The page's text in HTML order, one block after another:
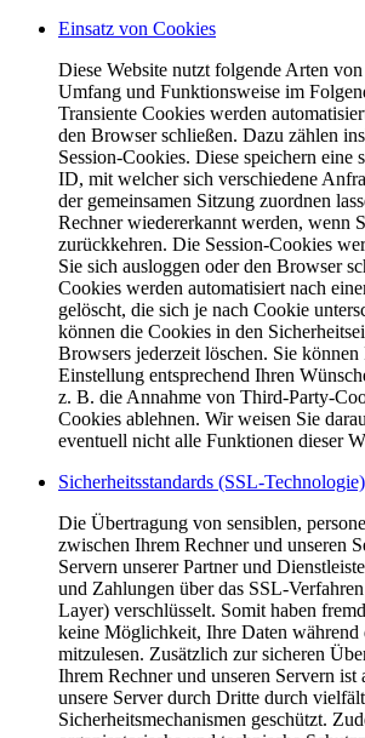
Einsatz von Cookies
Diese Website nutzt folgende Arten
Umfang und Funktionsweise im
Transiente Cookies werden
den Browser schließen. Dazu zählen
Session-Cookies. Diese speichern eine
ID, mit welcher sich verschiedene
der gemeinsamen Sitzung zuordnen
Rechner wiedererkannt werden, wenn
zurückkehren. Die Session-Cookies
Sie sich ausloggen oder den Browser
Cookies werden automatisiert nach
gelöscht, die sich je nach Cookie
können die Cookies in den
Browsers jederzeit löschen. Sie
Einstellung entsprechend Ihren
z. B. die Annahme von Third-Party-
Cookies ablehnen. Wir weisen Sie
eventuell nicht alle Funktionen dieser
Sicherheitsstandards (SSL-Technologie)
Die Übertragung von sensiblen,
zwischen Ihrem Rechner und unseren
Servern unserer Partner und
und Zahlungen über das SSL-
Layer) verschlüsselt. Somit haben
keine Möglichkeit, Ihre Daten während
mitzulesen. Zusätzlich zur sicheren
Ihrem Rechner und unseren Servern
unsere Server durch Dritte durch
Sicherheitsmechanismen geschützt.